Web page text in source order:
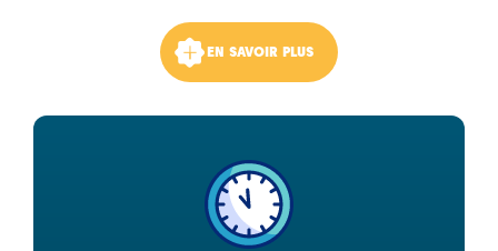
EN SAVOIR PLUS